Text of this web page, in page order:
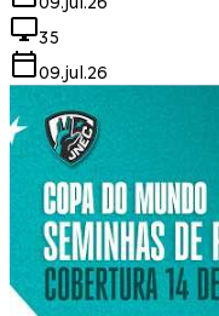
35
09.jul.26